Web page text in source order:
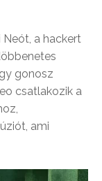
a hackert
gonosz
csatlakozik a
ami